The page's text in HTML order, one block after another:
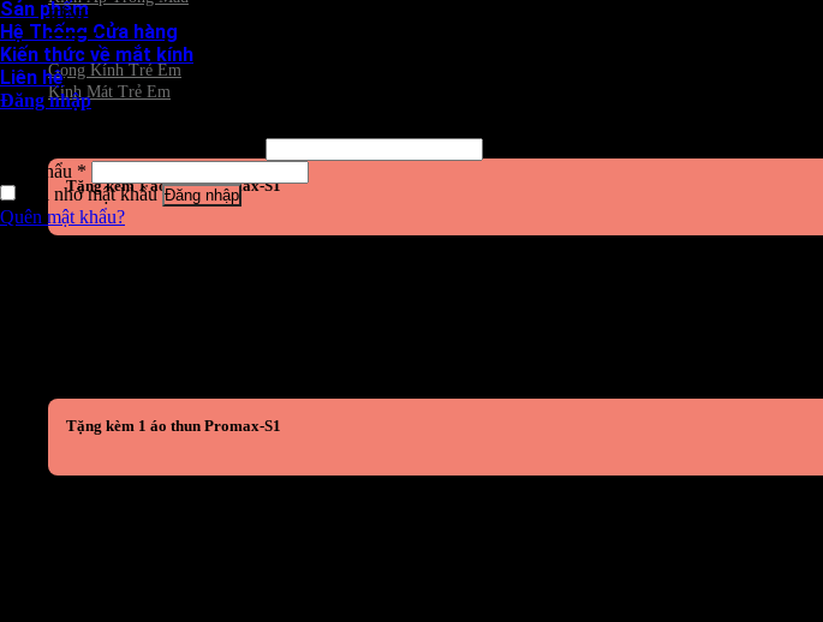
KÍNH TRẺ EM
Gọng Kính Trẻ Em
Kính Mát Trẻ Em
Tặng kèm 1 áo thun Promax-S1
Tặng kèm 1 áo thun Promax-S1
Sản phẩm
Hệ Thống Cửa hàng
Kiến thức về mắt kính
Liên hệ
Đăng nhập
Mật khẩu *
Ghi nhớ mật khẩu Đăng nhập
Quên mật khẩu?